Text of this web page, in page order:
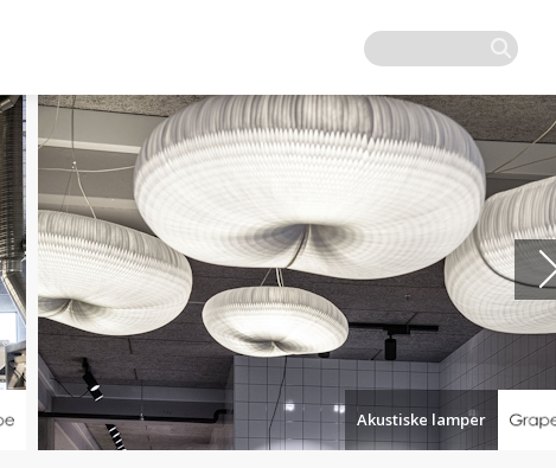
Akustiske lamper